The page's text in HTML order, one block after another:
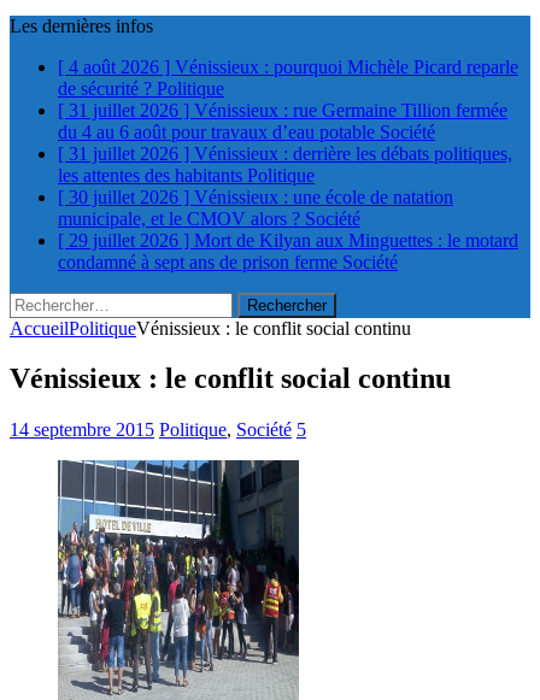
Les dernières infos
[ 4 août 2026 ] Vénissieux : pourquoi Michèle Picard reparle
de sécurité ? Politique
[ 31 juillet 2026 ] Vénissieux : rue Germaine Tillion fermée
du 4 au 6 août pour travaux d’eau potable Société
[ 31 juillet 2026 ] Vénissieux : derrière les débats politiques,
les attentes des habitants Politique
[ 30 juillet 2026 ] Vénissieux : une école de natation
municipale, et le CMOV alors ? Société
[ 29 juillet 2026 ] Mort de Kilyan aux Minguettes : le motard
condamné à sept ans de prison ferme Société
Rechercher :
AccueilPolitiqueVénissieux : le conflit social continu
Vénissieux : le conflit social continu
14 septembre 2015 Politique, Société 5